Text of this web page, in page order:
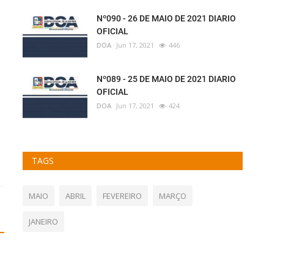
Nº090 - 26 DE MAIO DE 2021 DIARIO
OFICIAL
DOA Jun 17, 2021 446
Nº089 - 25 DE MAIO DE 2021 DIARIO
OFICIAL
DOA Jun 17, 2021 424
TAGS
MAIO ABRIL FEVEREIRO MARÇO
JANEIRO